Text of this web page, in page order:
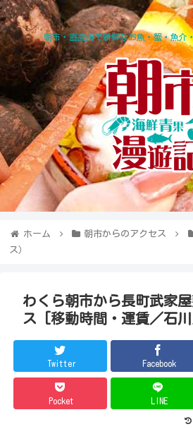
朝市・直売所で新鮮なお魚・蟹・魚介
ホーム 朝市からのアクセス
ス）
わくら朝市から長町武家
ス [移動時間・運賃／石川
Twitter Facebook
Pocket LINE